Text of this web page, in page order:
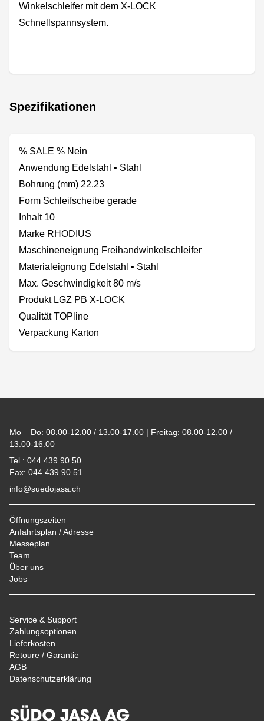
Winkelschleifer mit dem X-LOCK
Schnellspannsystem.
Spezifikationen
% SALE % Nein
Anwendung Edelstahl • Stahl
Bohrung (mm) 22.23
Form Schleifscheibe gerade
Inhalt 10
Marke RHODIUS
Maschineneignung Freihandwinkelschleifer
Materialeignung Edelstahl • Stahl
Max. Geschwindigkeit 80 m/s
Produkt LGZ PB X-LOCK
Qualität TOPline
Verpackung Karton
Mo – Do: 08.00-12.00 / 13.00-17.00 | Freitag: 08.00-12.00 /
13.00-16.00
Tel.: 044 439 90 50
Fax: 044 439 90 51
info@suedojasa.ch
Öffnungszeiten
Anfahrtsplan / Adresse
Messeplan
Team
Über uns
Jobs
Service & Support
Zahlungsoptionen
Lieferkosten
Retoure / Garantie
AGB
Datenschutzerklärung